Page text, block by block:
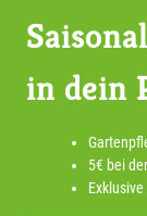
in dein
5€ bei